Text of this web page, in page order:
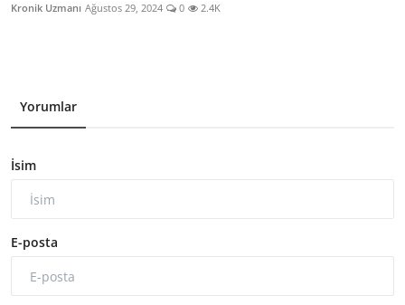
Kronik Uzmanı Ağustos 29, 2024 0 2.4K
Yorumlar
İsim
E-posta